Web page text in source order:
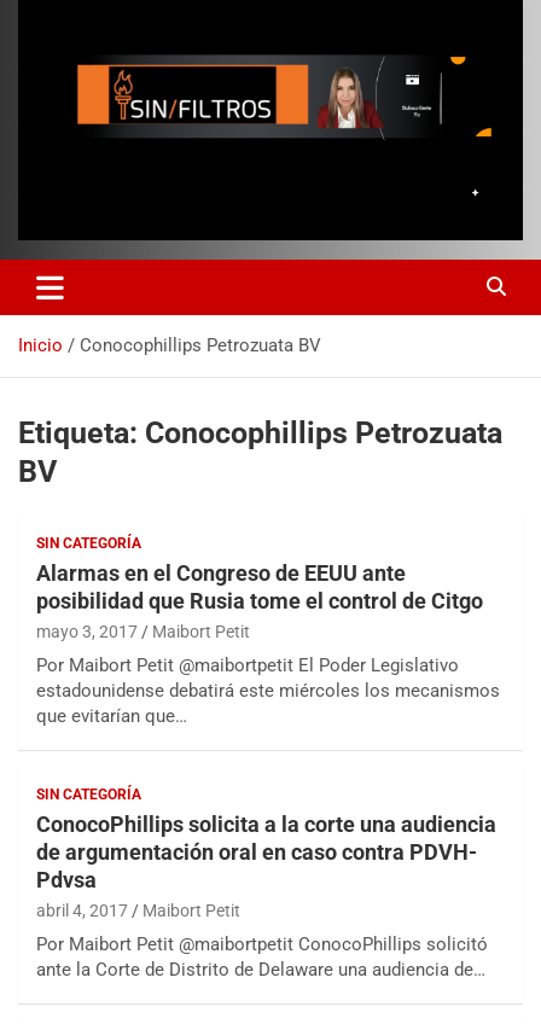
Inicio Conocophillips Petrozuata BV
Etiqueta: Conocophillips Petrozuata
BV
SIN CATEGORÍA
Alarmas en el Congreso de EEUU ante
posibilidad que Rusia tome el control de Citgo
mayo 3, 2017 Maibort Petit
Por Maibort Petit @maibortpetit El Poder Legislativo
estadounidense debatirá este miércoles los mecanismos
que evitarían que…
SIN CATEGORÍA
ConocoPhillips solicita a la corte una audiencia
de argumentación oral en caso contra PDVH-
Pdvsa
abril 4, 2017 Maibort Petit
Por Maibort Petit @maibortpetit ConocoPhillips solicitó
ante la Corte de Distrito de Delaware una audiencia de…